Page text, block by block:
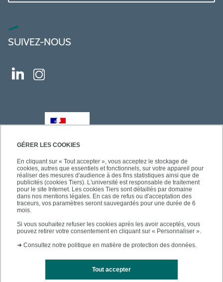
GÉRER LES COOKIES
En cliquant sur « Tout accepter », vous acceptez le stockage de
cookies, autres que essentiels et fonctionnels, sur votre appareil pour
réaliser des mesures d'audience à des fins statistiques ainsi que de
publicités (cookies Tiers). L'université est responsable de traitement
pour le site Internet. Les cookies Tiers sont détaillés par domaine
dans nos mentions légales. En cas de refus ou d'acceptation des
traceurs, vos paramètres seront sauvegardés pour une durée de 6
mois.
Si vous souhaitez refuser les cookies après les avoir acceptés, vous
pouvez retirer votre consentement en cliquant sur « Personnaliser ».
➜ Consultez notre politique en matière de protection des données.
Tout accepter
SUIVEZ-NOUS